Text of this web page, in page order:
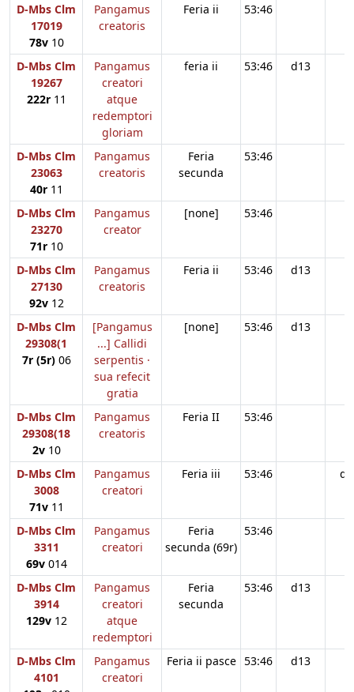
D-Mbs Clm
17019
78v10
Pangamus
creatoris
Feria ii 53:46
D-Mbs Clm
19267
222r11
Pangamus
creatori
atque
redemptori
gloriam
feria ii 53:46 d13
D-Mbs Clm
23063
40r11
Pangamus
creatoris
Feria
secunda
53:46
D-Mbs Clm
23270
71r10
Pangamus
creator
[none] 53:46
D-Mbs Clm
27130
92v12
Pangamus
creatoris
Feria ii 53:46 d13
D-Mbs Clm
29308(1
7r (5r)06
[Pangamus
...] Callidi
serpentis ·
sua refecit
gratia
[none] 53:46 d13
D-Mbs Clm
29308(18
2v10
Pangamus
creatoris
Feria II 53:46
D-Mbs Clm
3008
71v11
Pangamus
creatori
Feria iii 53:46
D-Mbs Clm
3311
69v014
Pangamus
creatori
Feria
secunda (69r)
53:46
D-Mbs Clm
3914
129v12
Pangamus
creatori
atque
redemptori
Feria
secunda
53:46 d13
D-Mbs Clm
4101
Pangamus
creatori
Feria ii pasce 53:46 d13